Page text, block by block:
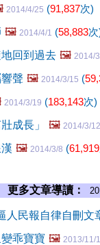
2014/4/25 (91,837次)
🖼️ 2014/4/1 (58,883
回到過去 🖼️ 2014/
聲 🖼️ 2014/3/15 (
2014/3/19 (183,143次)
成長」
🖼️ 2014/3/12
🖼️ 2014/3/8 (61,919
更多文章導讀：
人民報自律自刪文
乖寶寶 🖼️ 2013/11/